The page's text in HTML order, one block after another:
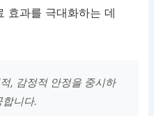
효과를 극대화하는 데
, 감정적 안정을 중시하
니다.